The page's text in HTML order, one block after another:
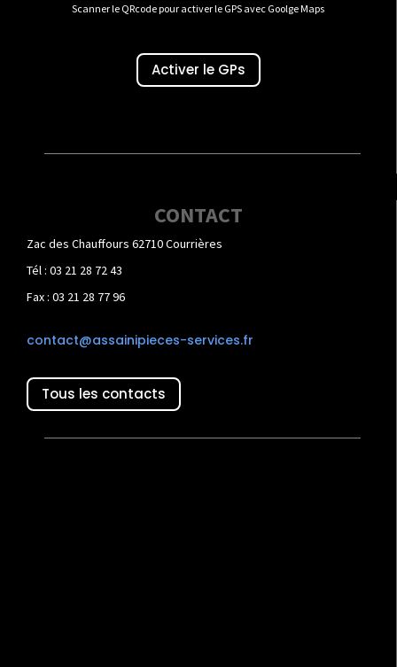
Scanner le QRcode pour activer le GPS avec Goolge Maps
Activer le GPs
CONTACT
Zac des Chauffours 62710 Courrières
Tél : 03 21 28 72 43
Fax : 03 21 28 77 96
contact@assainipieces-services.fr
Tous les contacts